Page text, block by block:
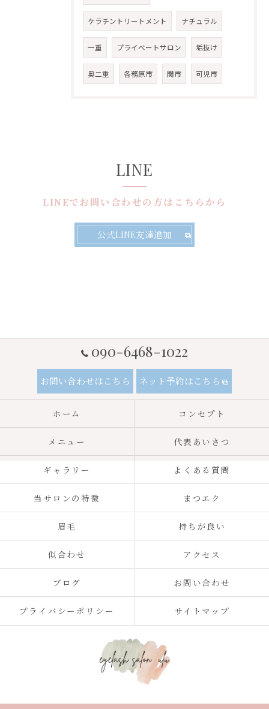
ケラチントリートメント ナチュラル
一重 プライベートサロン 垢抜け
奥二重 各務原市 関市 可児市
LINEでお問い合わせの方はこちらから
LINE
公式LINE友達追加
090-6468-1022
お問い合わせはこちら ネット予約はこちら
ホーム コンセプト
メニュー 代表あいさつ
ギャラリー よくある質問
当サロンの特徴 まつエク
眉毛 持ちが良い
似合わせ アクセス
ブログ お問い合わせ
プライバシーポリシー サイトマップ